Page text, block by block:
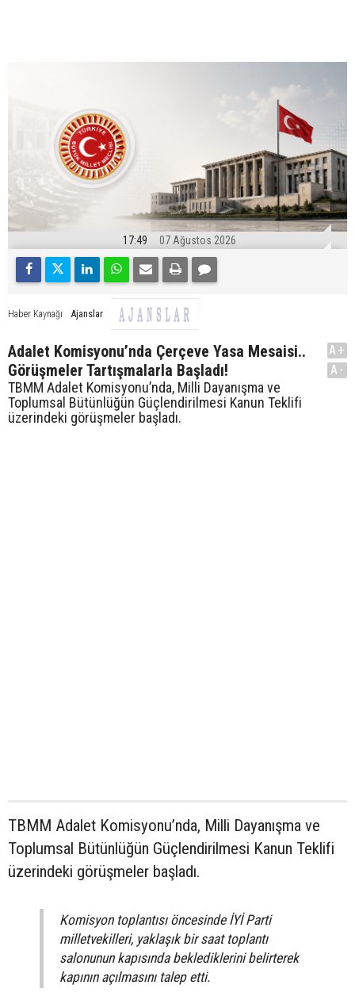
17:49 07 Ağustos 2026
Haber Kaynağı Ajanslar
Adalet Komisyonu’nda Çerçeve Yasa Mesaisi..
Görüşmeler Tartışmalarla Başladı!
TBMM Adalet Komisyonu’nda, Milli Dayanışma ve
Toplumsal Bütünlüğün Güçlendirilmesi Kanun Teklifi
üzerindeki görüşmeler başladı.
A+
A-
TBMM Adalet Komisyonu’nda, Milli Dayanışma ve
Toplumsal Bütünlüğün Güçlendirilmesi Kanun Teklifi
üzerindeki görüşmeler başladı.
Komisyon toplantısı öncesinde İYİ Parti
milletvekilleri, yaklaşık bir saat toplantı
salonunun kapısında beklediklerini belirterek
kapının açılmasını talep etti.